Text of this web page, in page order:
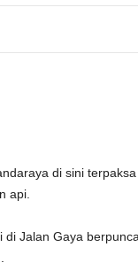
di sini terpaksa
api.
di Jalan Gaya berpunca